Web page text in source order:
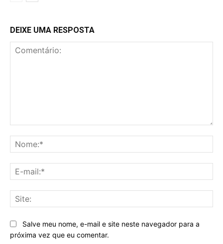
DEIXE UMA RESPOSTA
Salve meu nome, e-mail e site neste navegador para a
próxima vez que eu comentar.